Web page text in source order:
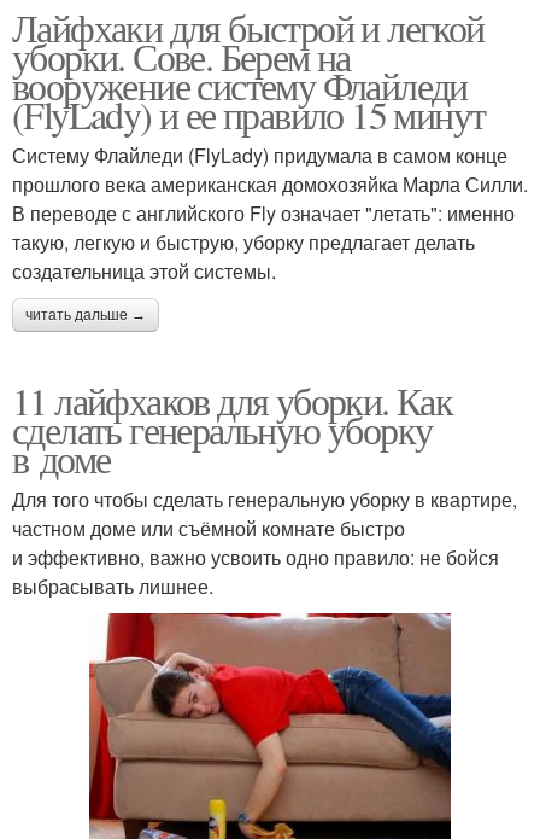
Лайфхаки для быстрой и легкой
уборки. Сове. Берем на
вооружение систему Флайледи
(FlyLady) и ее правило 15 минут
Систему Флайледи (FlyLady) придумала в самом конце
прошлого века американская домохозяйка Марла Силли.
В переводе с английского Fly означает "летать": именно
такую, легкую и быструю, уборку предлагает делать
создательница этой системы.
читать дальше →
11 лайфхаков для уборки. Как
сделать генеральную уборку
в доме
Для того чтобы сделать генеральную уборку в квартире,
частном доме или съёмной комнате быстро
и эффективно, важно усвоить одно правило: не бойся
выбрасывать лишнее.